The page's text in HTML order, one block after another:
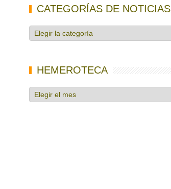
CATEGORÍAS DE NOTICIAS
Categorías
de
HEMEROTECA
Hemeroteca